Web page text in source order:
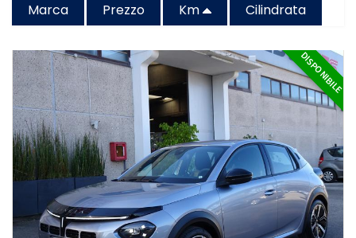
Marca Prezzo Km Cilindrata
DISPONIBILE